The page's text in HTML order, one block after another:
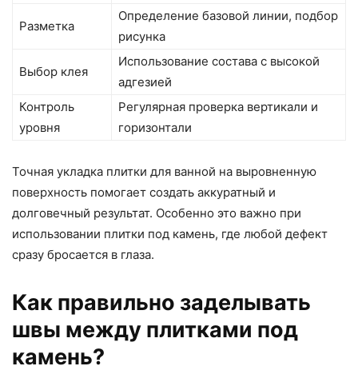
Разметка
Определение базовой линии, подбор
рисунка
Выбор клея
Использование состава с высокой
адгезией
Контроль
уровня
Регулярная проверка вертикали и
горизонтали
Точная укладка плитки для ванной на выровненную
поверхность помогает создать аккуратный и
долговечный результат. Особенно это важно при
использовании плитки под камень, где любой дефект
сразу бросается в глаза.
Как правильно заделывать
швы между плитками под
камень?